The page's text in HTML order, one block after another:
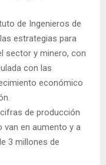
de Ingenieros de
estrategias para
sector y minero, con
con las
económico
de producción
van en aumento y a
3 millones de